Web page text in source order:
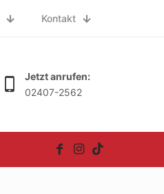
Kontakt
Jetzt anrufen:
02407-2562